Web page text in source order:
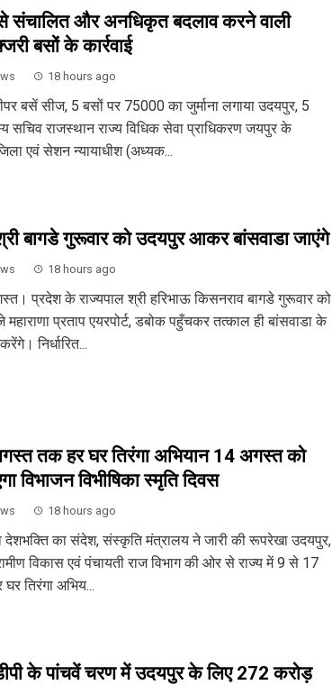
संचालित और अनधिकृत बदलाव करने वाली
बसों के कार्रवाई
18 hours ago
बसें सीज, 5 बसों पर 75000 का जुर्माना लगाया उदयपुर, 5
राजस्थान राज्य विधिक सेवा प्राधिकरण जयपुर के
एवं सेशन न्यायाधीश (अध्यक...
बागडे गुरूवार को उदयपुर आकर बांसवाडा जाएंगे
18 hours ago
प्रदेश के राज्यपाल श्री हरिभाऊ किसनराव बागडे गुरूवार को
प्रताप एयरपोर्ट, डबोक पहुँचकर तत्काल ही बांसवाडा के
निर्धारित...
तक हर घर तिरंगा अभियान 14 अगस्त को
विभाजन विभीषिका स्मृति दिवस
18 hours ago
देशभक्ति का संदेश, संस्कृति मंत्रालय ने जारी की रूपरेखा उदयपुर,
विकास एवं पंचायती राज विभाग की ओर से राज्य में 9 से 17
तिरंगा अभिय...
के पांचवें चरण में उदयपुर के लिए 272 करोड़